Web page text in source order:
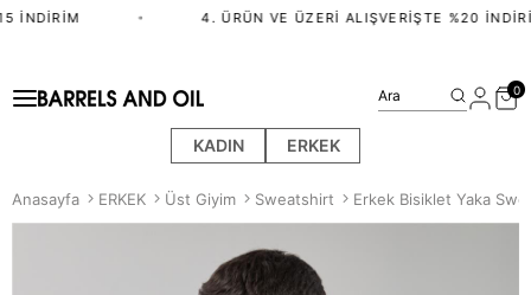
İNDIRIM 4. ÜRÜN VE ÜZERI ALIŞVERIŞTE %20
KADIN ERKEK
Ara 0
Anasayfa ERKEK Üst Giyim Sweatshirt Erkek Bisiklet Yaka